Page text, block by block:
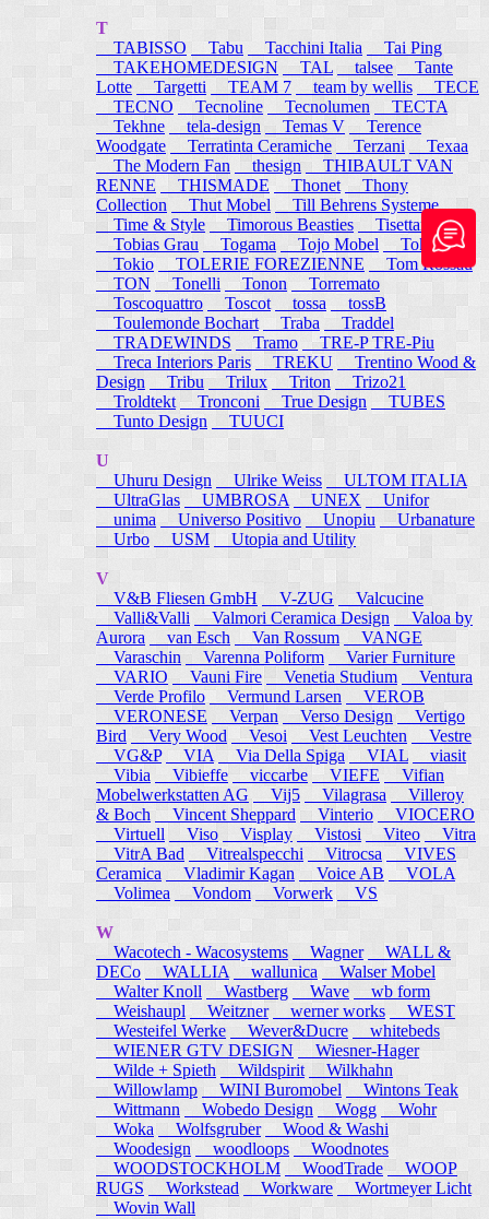
T
TABISSO
Tabu Tacchini Italia
Tai Ping
TAKEHOMEDESIGN
TAL talsee
Tante
Lotte
Targetti TEAM 7 team by wellis
TECE
TECNO
Tecnoline Tecnolumen
TECTA
Tekhne
tela-design Temas V
Terence
Woodgate
Terratinta Ceramiche Terzani
Texaa
The Modern Fan
thesign
THIBAULT VAN
RENNE
THISMADE Thonet
Thony
Collection
Thut Mobel
Till Behrens Systeme
Time & Style
Timorous Beasties
Tisettanta
Tobias Grau
Togama Tojo Mobel
Token
Tokio
TOLERIE FOREZIENNE
Tom Rossau
TON
Tonelli Tonon
Torremato
Toscoquattro
Toscot tossa
tossB
Toulemonde Bochart
Traba
Traddel
TRADEWINDS
Tramo
TRE-P TRE-Piu
Treca Interiors Paris
TREKU
Trentino Wood &
Design
Tribu Trilux Triton
Trizo21
Troldtekt Tronconi True Design
TUBES
Tunto Design
TUUCI
U
Uhuru Design
Ulrike Weiss
ULTOM ITALIA
UltraGlas
UMBROSA UNEX
Unifor
unima
Universo Positivo Unopiu
Urbanature
Urbo
USM Utopia and Utility
V
V&B Fliesen GmbH
V-ZUG
Valcucine
Valli&Valli
Valmori Ceramica Design
Valoa by
Aurora
van Esch Van Rossum
VANGE
Varaschin
Varenna Poliform
Varier Furniture
VARIO
Vauni Fire Venetia Studium
Ventura
Verde Profilo
Vermund Larsen
VEROB
VERONESE
Verpan Verso Design
Vertigo
Bird
Very Wood Vesoi Vest Leuchten
Vestre
VG&P
VIA Via Della Spiga VIAL
viasit
Vibia
Vibieffe viccarbe VIEFE
Vifian
Mobelwerkstatten AG
Vij5 Vilagrasa
Villeroy
& Boch
Vincent Sheppard Vinterio
VIOCERO
Virtuell
Viso Visplay Vistosi Viteo
Vitra
VitrA Bad
Vitrealspecchi Vitrocsa
VIVES
Ceramica
Vladimir Kagan Voice AB
VOLA
Volimea
Vondom Vorwerk VS
W
Wacotech - Wacosystems
Wagner
WALL &
DECo
WALLIA wallunica
Walser Mobel
Walter Knoll
Wastberg Wave
wb form
Weishaupl
Weitzner werner works
WEST
Westeifel Werke
Wever&Ducre
whitebeds
WIENER GTV DESIGN
Wiesner-Hager
Wilde + Spieth
Wildspirit
Wilkhahn
Willowlamp
WINI Buromobel
Wintons Teak
Wittmann
Wobedo Design Wogg
Wohr
Woka
Wolfsgruber
Wood & Washi
Woodesign
woodloops
Woodnotes
WOODSTOCKHOLM
WoodTrade
WOOP
RUGS
Workstead Workware
Wortmeyer Licht
Wovin Wall